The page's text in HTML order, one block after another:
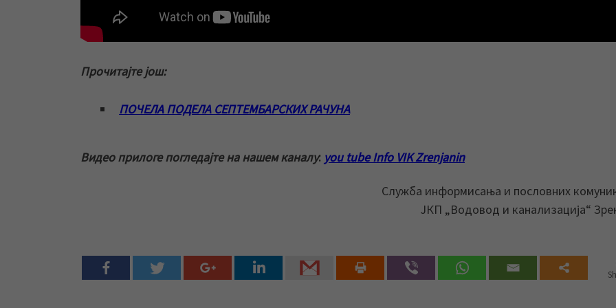
Прочитајте још:
ПОЧЕЛА ПОДЕЛА СЕПТЕМБАРСКИХ РАЧУНА
Видео прилоге погледајте на нашем каналу: you tube Info VIK Zrenjanin
Служба информисања и пословних
ЈКП „Водовод и канализација“